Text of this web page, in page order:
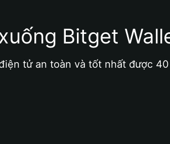
Bitget
tử an toàn và tốt nhất được